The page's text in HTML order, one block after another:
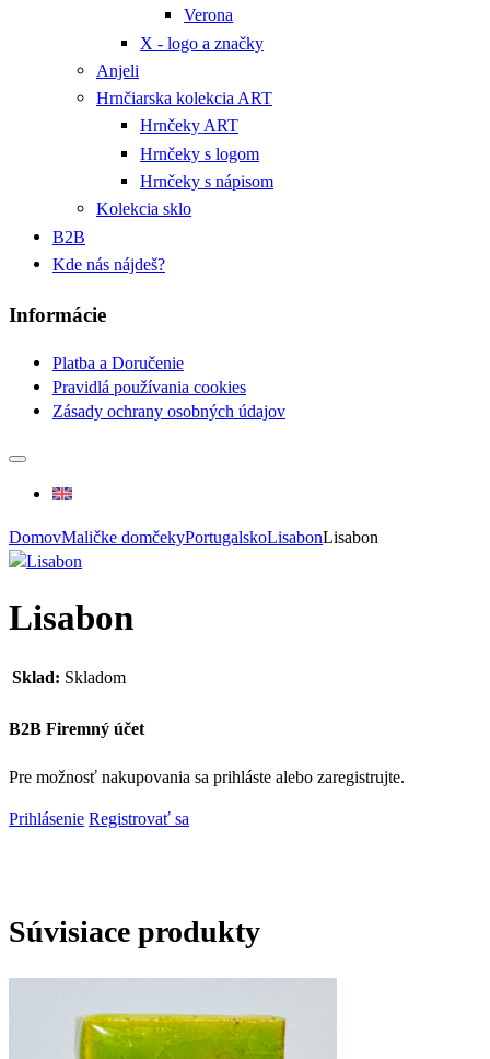
Verona
X - logo a značky
Anjeli
Hrnčiarska kolekcia ART
Hrnčeky ART
Hrnčeky s logom
Hrnčeky s nápisom
Kolekcia sklo
B2B
Kde nás nájdeš?
Informácie
Platba a Doručenie
Pravidlá používania cookies
Zásady ochrany osobných údajov
DomovMaličke domčekyPortugalskoLisabonLisabon
Lisabon
Sklad: Skladom
B2B Firemný účet
Pre možnosť nakupovania sa prihláste alebo zaregistrujte.
Prihlásenie Registrovať sa
Súvisiace produkty